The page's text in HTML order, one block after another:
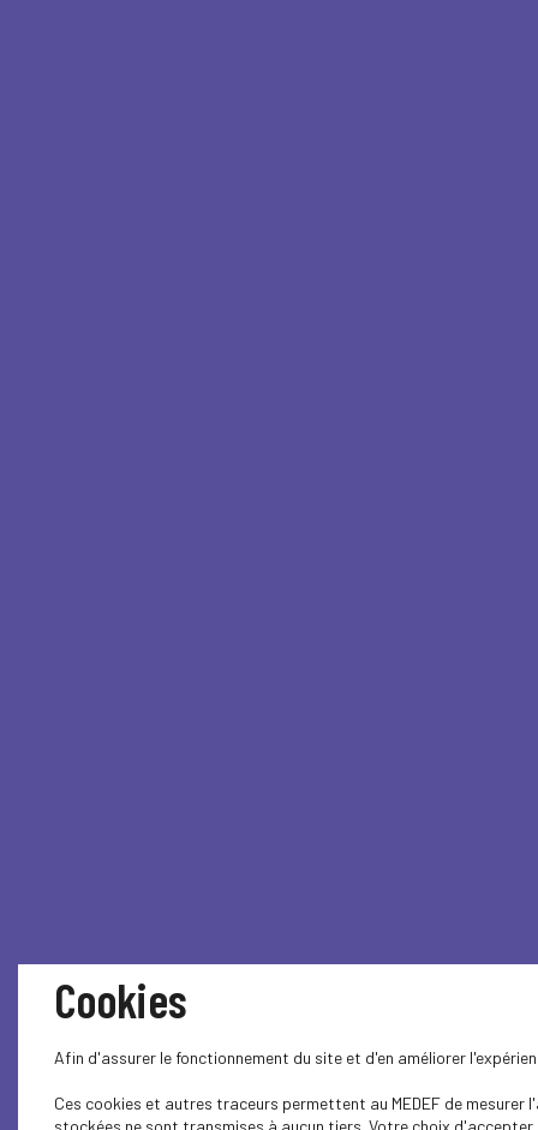
Cookies
Afin d'assurer le fonctionnement du site et d'en améliorer
Ces cookies et autres traceurs permettent au MEDEF de
stockées ne sont transmises à aucun tiers. Votre choix